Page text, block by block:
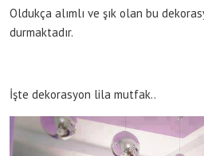
Oldukça alımlı ve şık olan bu
durmaktadır.
İşte dekorasyon lila mutfak..